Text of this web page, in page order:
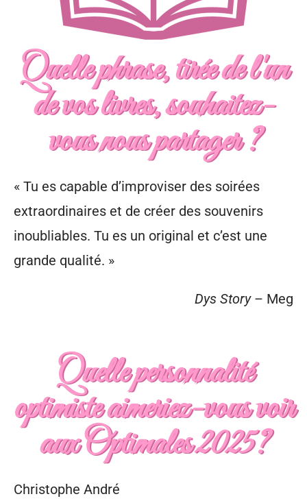
Quelle phrase, tirée de l'un
de vos livres, souhaitez-
vous nous partager ?
« Tu es capable d’improviser des soirées
extraordinaires et de créer des souvenirs
inoubliables. Tu es un original et c’est une
grande qualité. »
Dys Story – Meg
Quelle personnalité
optimiste aimeriez-vous voir
aux Optimales 2025?
Christophe André